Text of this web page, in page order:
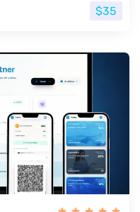
$35